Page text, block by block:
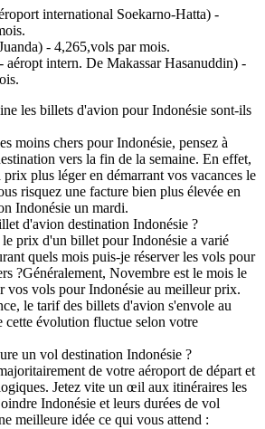
international Soekarno-Hatta) -
- 4,265,vols par mois.
aéropt intern. De Makassar Hasanuddin) -
les billets d'avion pour Indonésie sont-ils
moins chers pour Indonésie, pensez à
vers la fin de la semaine. En effet,
plus léger en démarrant vos vacances le
risquez une facture bien plus élevée en
Indonésie un mardi.
d'avion destination Indonésie ?
le prix d'un billet pour Indonésie a varié
quels mois puis-je réserver les vols pour
?Généralement, Novembre est le mois le
vos vols pour Indonésie au meilleur prix.
le tarif des billets d'avion s'envole au
cette évolution fluctue selon votre
un vol destination Indonésie ?
de votre aéroport de départ et
Jetez vite un œil aux itinéraires les
Indonésie et leurs durées de vol
meilleure idée ce qui vous attend :